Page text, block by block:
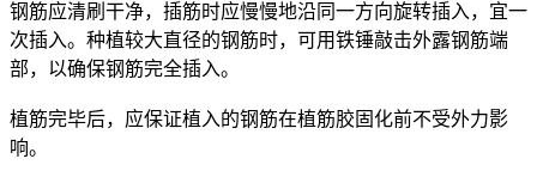
钢筋应清刷干净，插筋时应慢慢地沿同一方向旋转插入，宜一
次插入。种植较大直径的钢筋时，可用铁锤敲击外露钢筋端
部，以确保钢筋完全插入。
植筋完毕后，应保证植入的钢筋在植筋胶固化前不受外力影
响。